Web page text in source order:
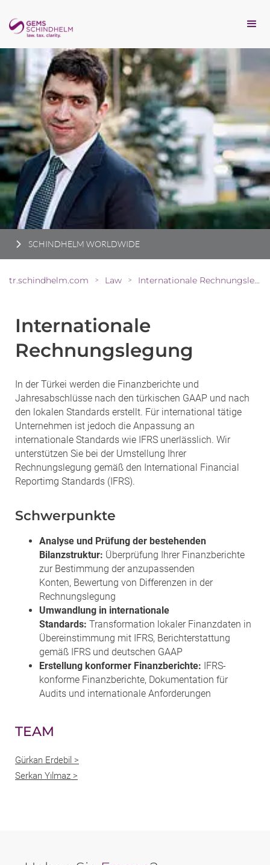
SCHINDHELM WORLDWIDE
tr.schindhelm.com > Law >
Internationale
Rechnungslegung
In der Türkei werden die Finanzberichte und
Jahresabschlüsse nach den türkischen GAAP und nach
den lokalen Standards erstellt. Für international tätige
Unternehmen ist jedoch die Anpassung an
internationale Standards wie IFRS unerlässlich. Wir
unterstützen Sie bei der Umstellung Ihrer
Rechnungslegung gemäß den International Financial
Reportimg Standards (IFRS).
Schwerpunkte
Analyse und Prüfung der bestehenden
Bilanzstruktur: Überprüfung Ihrer Finanzberichte
zur Bestimmung der anzupassenden
Konten, Bewertung von Differenzen in der
Rechnungslegung
Umwandlung in internationale
Standards: Transformation lokaler Finanzdaten in
Übereinstimmung mit IFRS, Berichterstattung
gemäß IFRS und deutschen GAAP
Erstellung konformer Finanzberichte: IFRS-
konforme Finanzberichte, Dokumentation für
Audits und internationale Anforderungen
TEAM
Gürkan Erdebil >
Serkan Yılmaz >